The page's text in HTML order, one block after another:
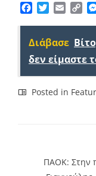
Facebook
TwitterEmail
Διάβασε
δεν είμαστε
Posted in
ΠΑΟΚ: Στην